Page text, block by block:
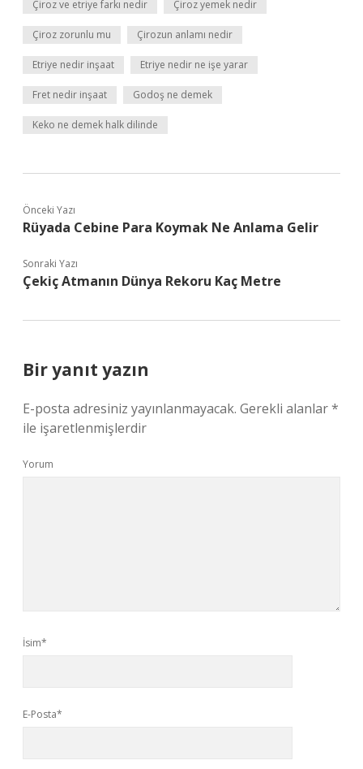
Çiroz ve etriye farkı nedir Çiroz yemek nedir
Çiroz zorunlu mu Çirozun anlamı nedir
Etriye nedir inşaat Etriye nedir ne işe yarar
Fret nedir inşaat Godoş ne demek
Keko ne demek halk dilinde
Önceki Yazı
Rüyada Cebine Para Koymak Ne Anlama Gelir
Sonraki Yazı
Çekiç Atmanın Dünya Rekoru Kaç Metre
Bir yanıt yazın
E-posta adresiniz yayınlanmayacak. Gerekli alanlar*
ile işaretlenmişlerdir
Yorum
İsim*
E-Posta*